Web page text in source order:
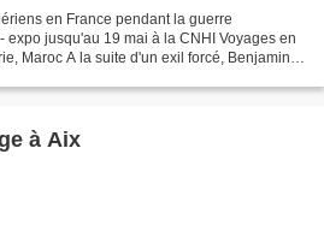
en France pendant la guerre
jusqu'au 19 mai à la CNHI Voyages en
Maroc A la suite d'un exil forcé, Benjamin
à Aix